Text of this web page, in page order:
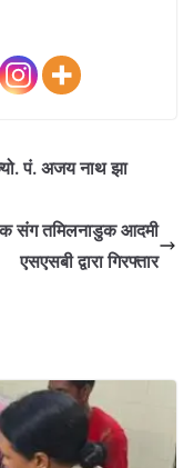
पं. अजय नाथ झा
संग तमिलनाडुक आदमी
एसएसबी द्वारा गिरफ्तार